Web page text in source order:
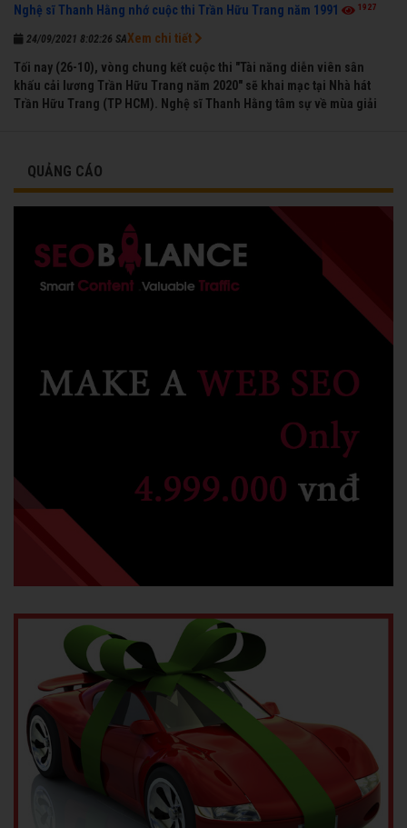
Nghệ sĩ Thanh Hằng nhớ cuộc thi Trần Hữu Trang năm 1991 1927
24/09/2021 8:02:26 SA
Tối nay (26-10), vòng chung kết cuộc thi "Tài năng diễn viên sân
khấu cải lương Trần Hữu Trang năm 2020" sẽ khai mạc tại Nhà hát
Trần Hữu Trang (TP HCM). Nghệ sĩ Thanh Hằng tâm sự về mùa giải
Xem chi tiết
QUẢNG CÁO